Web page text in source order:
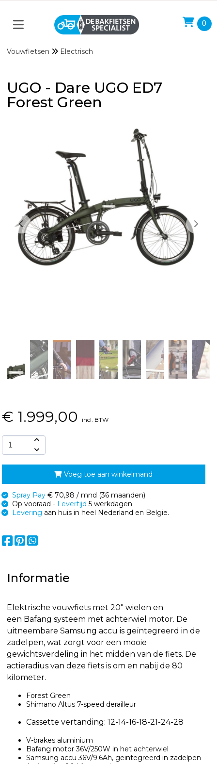
0
Vouwfietsen Electrisch
UGO - Dare UGO ED7
Forest Green
€ 1.999,00 incl. BTW
Voeg toe aan winkelmand
Spray Pay€ 70,98 / mnd (36 maanden)
Op vooraad - Levertijd 5 werkdagen
Levering aan huis in heel Nederland en Belgie.
Informatie
Elektrische vouwfiets met 20" wielen en
een Bafang systeem met achterwiel motor. De
uitneembare Samsung accu is geïntegreerd in de
zadelpen, wat zorgt voor een mooie
gewichtsverdeling in het midden van de fiets. De
actieradius van deze fiets is om en nabij de 80
kilometer.
Forest Green
Shimano Altus 7-speed derailleur
Cassette vertanding: 12-14-16-18-21-24-28
V-brakes aluminium
Bafang motor 36V/250W in het achterwiel
Samsung accu 36V/9.6Ah, geïntegreerd in zadelpen